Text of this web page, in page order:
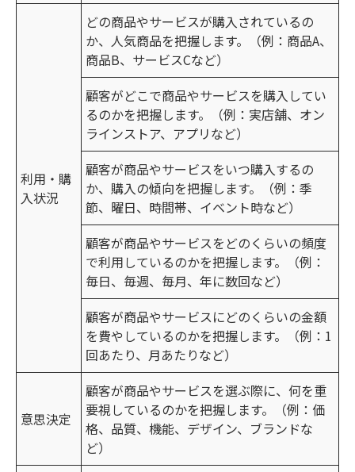
利用・購
入状況
どの商品やサービスが購入されているの
か、人気商品を把握します。（例：商品A、
商品B、サービスCなど）
顧客がどこで商品やサービスを購入してい
るのかを把握します。（例：実店舗、オン
ラインストア、アプリなど）
顧客が商品やサービスをいつ購入するの
か、購入の傾向を把握します。（例：季
節、曜日、時間帯、イベント時など）
顧客が商品やサービスをどのくらいの頻度
で利用しているのかを把握します。（例：
毎日、毎週、毎月、年に数回など）
顧客が商品やサービスにどのくらいの金額
を費やしているのかを把握します。（例：1
回あたり、月あたりなど）
意思決定
顧客が商品やサービスを選ぶ際に、何を重
要視しているのかを把握します。（例：価
格、品質、機能、デザイン、ブランドな
ど）